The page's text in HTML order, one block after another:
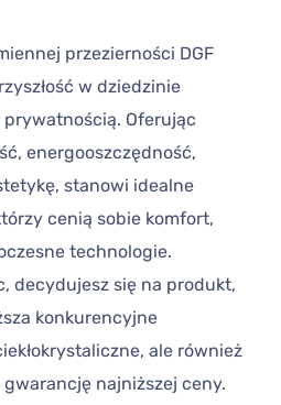
przezierności DGF
w dziedzinie
prywatnością. Oferując
energooszczędność,
stanowi idealne
cenią sobie komfort,
technologie.
decydujesz się na produkt,
konkurencyjne
ale również
najniższej ceny.